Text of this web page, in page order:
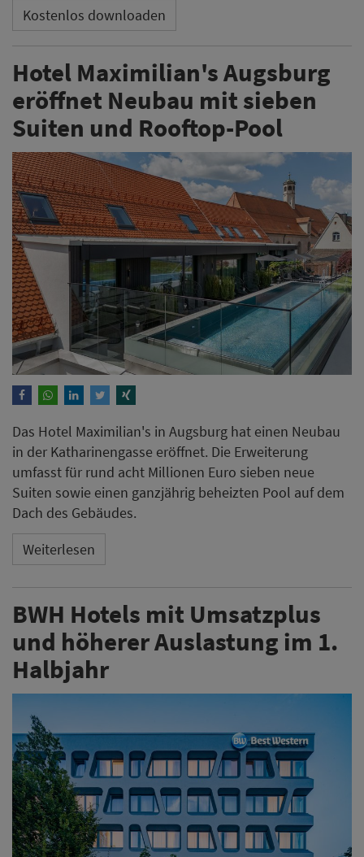
Kostenlos downloaden
Hotel Maximilian's Augsburg
eröffnet Neubau mit sieben
Suiten und Rooftop-Pool
Das Hotel Maximilian's in Augsburg hat einen Neubau
in der Katharinengasse eröffnet. Die Erweiterung
umfasst für rund acht Millionen Euro sieben neue
Suiten sowie einen ganzjährig beheizten Pool auf dem
Dach des Gebäudes.
Weiterlesen
BWH Hotels mit Umsatzplus
und höherer Auslastung im 1.
Halbjahr